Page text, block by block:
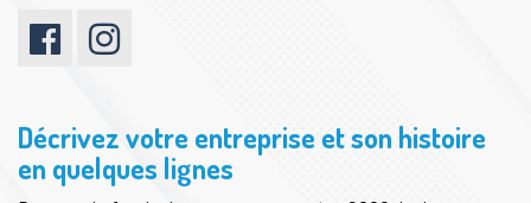
Décrivez votre entreprise et son histoire
en quelques lignes